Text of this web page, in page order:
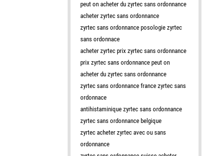
peut on acheter du zyrtec sans ordonnance
acheter zyrtec sans ordonnance
zyrtec sans ordonnance posologie zyrtec
sans ordonnace
acheter zyrtec prix zyrtec sans ordonnance
prix zyrtec sans ordonnance peut on
acheter du zyrtec sans ordonnance
zyrtec sans ordonnance france zyrtec sans
ordonnace
antihistaminique zyrtec sans ordonnance
zyrtec sans ordonnance belgique
zyrtec acheter zyrtec avec ou sans
ordonnance